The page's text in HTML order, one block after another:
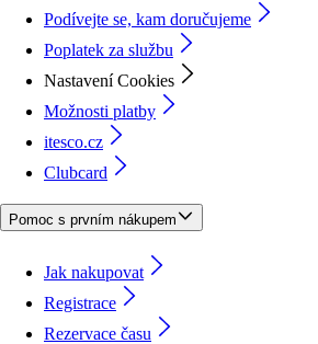
Podívejte se, kam doručujeme
Poplatek za službu
Nastavení Cookies
Možnosti platby
itesco.cz
Clubcard
Pomoc s prvním nákupem
Jak nakupovat
Registrace
Rezervace času